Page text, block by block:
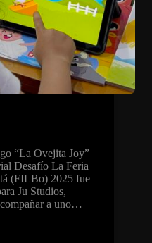
“La Ovejita Joy”
Desafío La Feria
(FILBo) 2025 fue
Ju Studios,
a uno…